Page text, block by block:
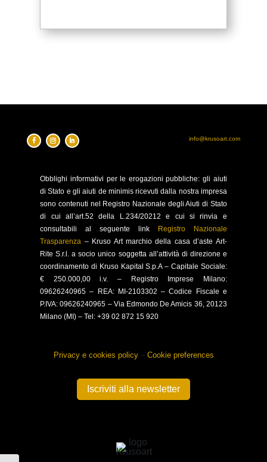
info@krusoart.com
Obblighi informativi per le erogazioni pubbliche: gli aiuti
di Stato e gli aiuti de minimis ricevuti dalla nostra impresa
sono contenuti nel Registro Nazionale degli Aiuti di Stato
di cui all’art.52 della L.234/20212 e cui si rinvia e
consultabili al seguente link
Registro Nazionale
Trasparenza – Kruso Art marchio della casa d’aste Art-
Rite S.r.l. a socio unico soggetta all’attività di direzione e
coordinamento di Kruso Kapital S.p.A – Capitale Sociale:
€ 250.000,00 i.v. – Registro Imprese Milano:
09626240965 –
REA: MI-2103302 – Codice Fiscale e
P.IVA: 09626240965 – Via Edmondo De Amicis 36, 20123
Milano (MI) – Tel: +39 02 872 15 920
Privacy e cookies policy– Cookie preferences
Iscriviti alla newsletter